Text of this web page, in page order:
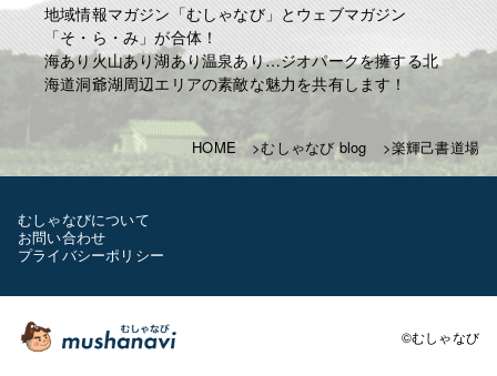
地域情報マガジン「むしゃなび」とウェブマガジン
「そ・ら・み」が合体！
海あり火山あり湖あり温泉あり…ジオパークを擁する北
海道洞爺湖周辺エリアの素敵な魅力を共有します！
HOME むしゃなび blog 楽輝己書道場
むしゃなびについて
お問い合わせ
プライバシーポリシー
©むしゃなび